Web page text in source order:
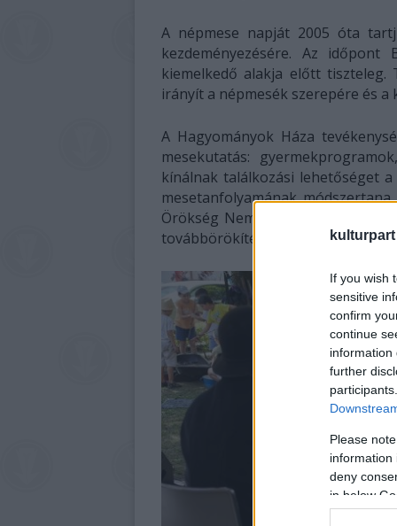
kulturpart
If you wish
sensitive
confirm
continue
information
further
Please
information
deny
in below
A népmese napját 2005 óta
kezdeményezésére. Az időpont
kiemelkedő alakja előtt
irányít a népmesék szerepére és
A Hagyományok Háza
mesekutatás:
kínálnak találkozási lehetőséget
mesetanfolyamának
Örökség Nemzeti Jegyzékébe
továbbörökítésére.